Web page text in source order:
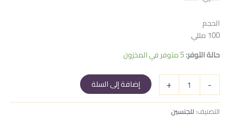
الحجم
100 مللي
حالة التوفر:5 متوفر في المخزون
-
كمية
مسك
مود
+ إضافة إلى السلة
التصنيف: للجنسين